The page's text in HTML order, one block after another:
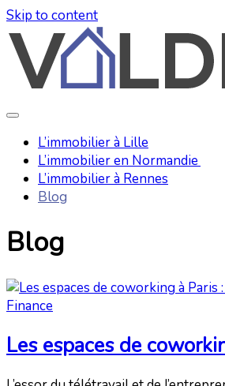
Skip to content
L’immobilier à Lille
L’immobilier en Normandie
L’immobilier à Rennes
Blog
Blog
Finance
Les espaces de